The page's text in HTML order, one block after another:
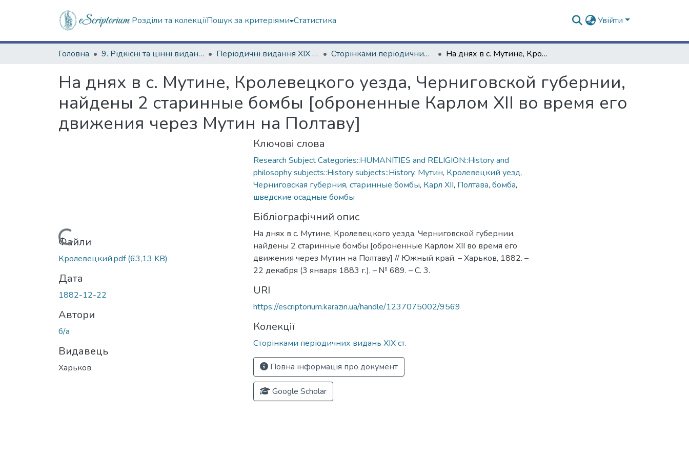
Розділи та колекціїПошук за критеріями Статистика Увійти
Головна 9. Рідкісні та цінні видання Періодичні видання ХІХ ст. Сторінками періодичних видань ХІХ ст. На днях в с. Мутине, Кролевецкого уезда, Черниговской губернии, найдены 2 старинные бомбы [оброненные Карлом XII во время его движения через Мутин на Полтаву]
На днях в с. Мутине, Кролевецкого уезда, Черниговской губернии,
найдены 2 старинные бомбы [оброненные Карлом XII во время его
движения через Мутин на Полтаву]
Вантажиться...
Файли
Кролевецкий.pdf(63,13 KB)
Дата
1882-12-22
Автори
б/а
Видавець
Харьков
Ключові слова
Research Subject Categories::HUMANITIES and RELIGION::History and
philosophy subjects::History subjects::History, Мутин, Кролевецкий уезд,
Черниговская губерния, старинные бомбы, Карл XII, Полтава, бомба,
шведские осадные бомбы
Бібліографічний опис
На днях в с. Мутине, Кролевецкого уезда, Черниговской губернии,
найдены 2 старинные бомбы [оброненные Карлом XII во время его
движения через Мутин на Полтаву] // Южный край. – Харьков, 1882. –
22 декабря (3 января 1883 г.). – № 689. – С. 3.
URI
https://escriptorium.karazin.ua/handle/1237075002/9569
Колекції
Сторінками періодичних видань ХІХ ст.
Повна інформація про документ
Google Scholar